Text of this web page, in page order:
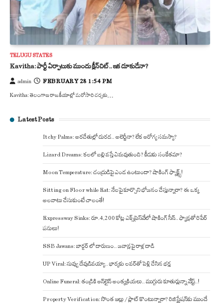
TELUGU STATES
Kavitha: పార్టీ ఏర్పాటుకు ముందు క్లీన్‌చిట్.. ఇక దూకుడేనా?
admin FEBRUARY 28 1:54 PM
Kavitha: తెలంగాణ రాజకీయాల్లో మరోసారి చర్చకు…
Latest Posts
Itchy Palms: అరచేతుల్లో దురద.. అలెర్జీనా? లేక ఆరోగ్య సమస్యా?
Lizard Dreams: కలలో బల్లి వస్తే ఏమవుతుంది? కీడుకు సంకేతమా?
Moon Temperature: చంద్రుడిపై ఎండ ఉంటుందా? షాకింగ్ ఫ్యాక్ట్స్!
Sitting on Floor while Eat: నేలపై కూర్చొని భోజనం చేస్తున్నారా? ఈ ఒక్క
అలవాటు చేసుకుంటే చాలంతే!
Expressway Sinks: రూ.4,200 కోట్ల ఎక్స్‌ప్రెస్‌వేలో షాకింగ్ సీన్.. ఫ్యాన్లతో రిపేర్
పనులు!
SSB Jawans: బార్డర్ లో దారుణం.. జవాన్లపై రాళ్ల దాడి
UP Viral: నువ్వు దేవుడివయ్యా.. భార్యకు లవర్‌తో పెళ్లి చేసిన భర్త
Online Funeral: తండ్రికి ఆన్‌లైన్ అంత్యక్రియలు.. ముగ్గురు కూతుర్లున్నా వేస్ట్..!
Property Verification: సొంత ఇల్లు / ప్లాట్ కొంటున్నారా? రిజిస్ట్రేషన్‌కు ముందే